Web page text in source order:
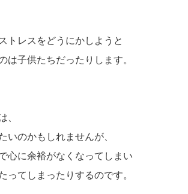
トレスをどうにかしようと
は子供たちだったりします。
、
いのかもしれませんが、
心に余裕がなくなってしまい
ってしまったりするのです。